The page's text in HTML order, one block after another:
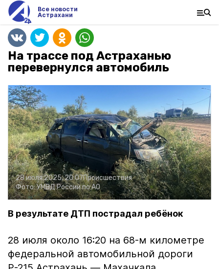
Все новости
Астрахани
На трассе под Астраханью
перевернулся автомобиль
28 июля 2025, 20:07Происшествия
Фото:УМВД России по АО
В результате ДТП пострадал ребёнок
28 июля около 16:20 на 68-м километре
федеральной автомобильной дороги